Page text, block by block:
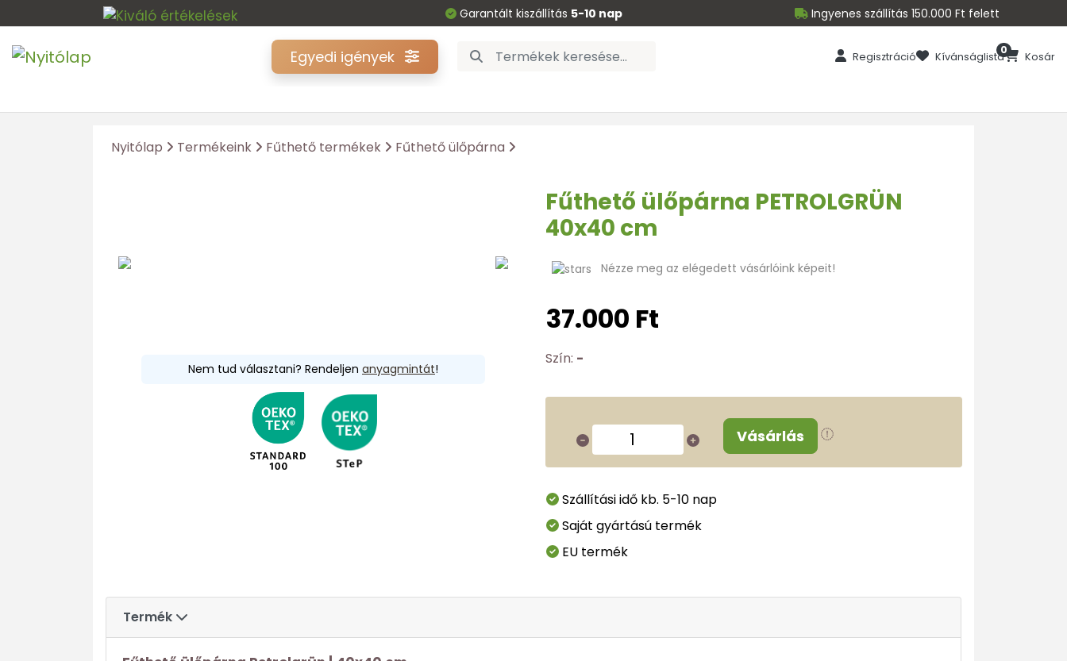
Garantált kiszállítás 5-10 nap Ingyenes szállítás 150.000 Ft felett
Egyedi igények Regisztráció Kívánságlista Kosár
0
Nyitólap Termékeink Fűthető termékek Fűthető ülőpárna
Nem tud választani? Rendeljen anyagmintát!
Fűthető ülőpárna PETROLGRÜN
40x40 cm
Nézze meg az elégedett vásárlóink képeit!
37.000 Ft
Szín: -
Vásárlás
Szállítási idő kb. 5-10 nap
Saját gyártású termék
EU termék
Termék